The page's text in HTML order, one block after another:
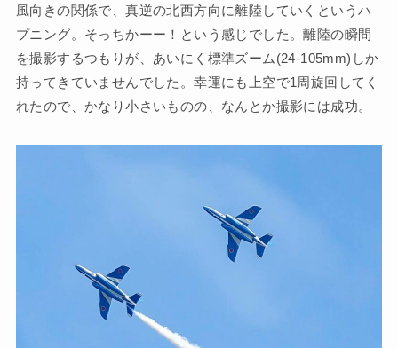
風向きの関係で、真逆の北西方向に離陸していくというハ
プニング。そっちかーー！という感じでした。離陸の瞬間
を撮影するつもりが、あいにく標準ズーム(24-105mm)しか
持ってきていませんでした。幸運にも上空で1周旋回してく
れたので、かなり小さいものの、なんとか撮影には成功。